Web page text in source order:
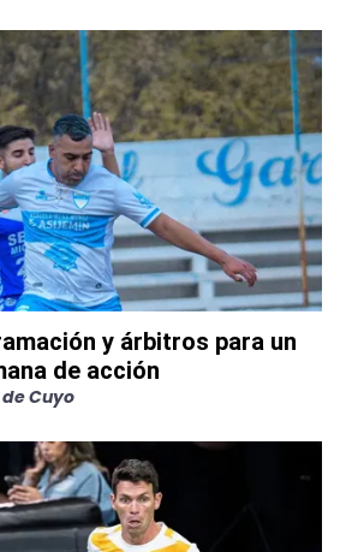
y árbitros para un
de acción
Cuyo